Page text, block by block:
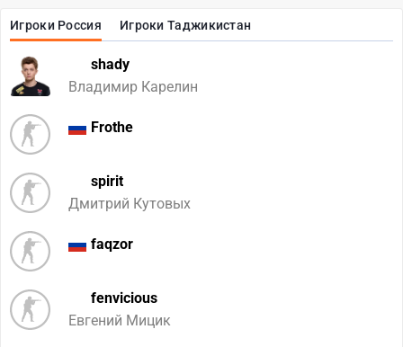
Игроки Россия Игроки Таджикистан
shady
Владимир Карелин
Frothe
spirit
Дмитрий Кутовых
faqzor
fenvicious
Евгений Мицик